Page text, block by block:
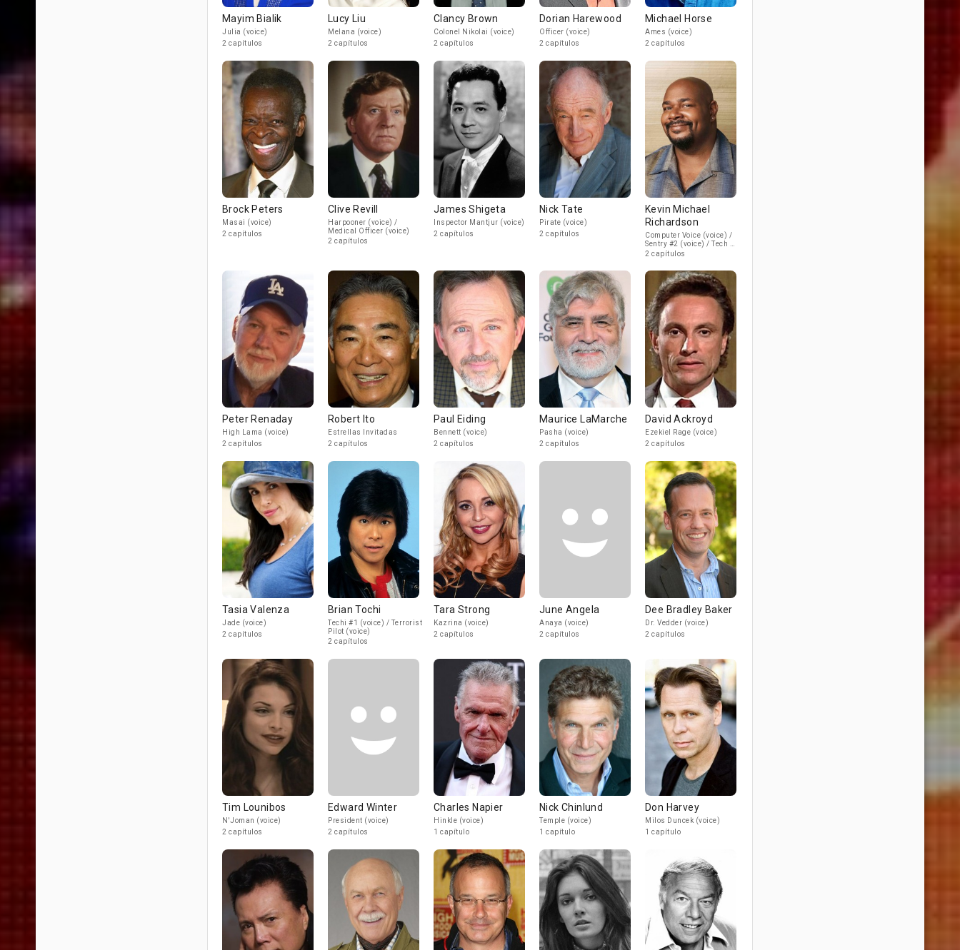
Mayim Bialik
Julia (voice)
2 capítulos
Lucy Liu
Melana (voice)
2 capítulos
Clancy Brown
Colonel Nikolai (voice)
2 capítulos
Dorian Harewood
Officer (voice)
2 capítulos
Michael Horse
Ames (voice)
2 capítulos
Brock Peters
Masai (voice)
2 capítulos
Clive Revill
Harpooner (voice) /
Medical Officer (voice)
2 capítulos
James Shigeta
Inspector Mantjur (voice)
2 capítulos
Nick Tate
Pirate (voice)
2 capítulos
Kevin Michael
Richardson
Computer Voice (voice) /
Sentry #2 (voice) / Tech #1
(voice)
2 capítulos
Peter Renaday
High Lama (voice)
2 capítulos
Robert Ito
Estrellas Invitadas
2 capítulos
Paul Eiding
Bennett (voice)
2 capítulos
Maurice LaMarche
Pasha (voice)
2 capítulos
David Ackroyd
Ezekiel Rage (voice)
2 capítulos
Tasia Valenza
Jade (voice)
2 capítulos
Brian Tochi
Techi #1 (voice) / Terrorist
Pilot (voice)
2 capítulos
Tara Strong
Kazrina (voice)
2 capítulos
June Angela
Anaya (voice)
2 capítulos
Dee Bradley Baker
Dr. Vedder (voice)
2 capítulos
Tim Lounibos
N'Joman (voice)
2 capítulos
Edward Winter
President (voice)
2 capítulos
Charles Napier
Hinkle (voice)
1 capítulo
Nick Chinlund
Temple (voice)
1 capítulo
Don Harvey
Milos Duncek (voice)
1 capítulo